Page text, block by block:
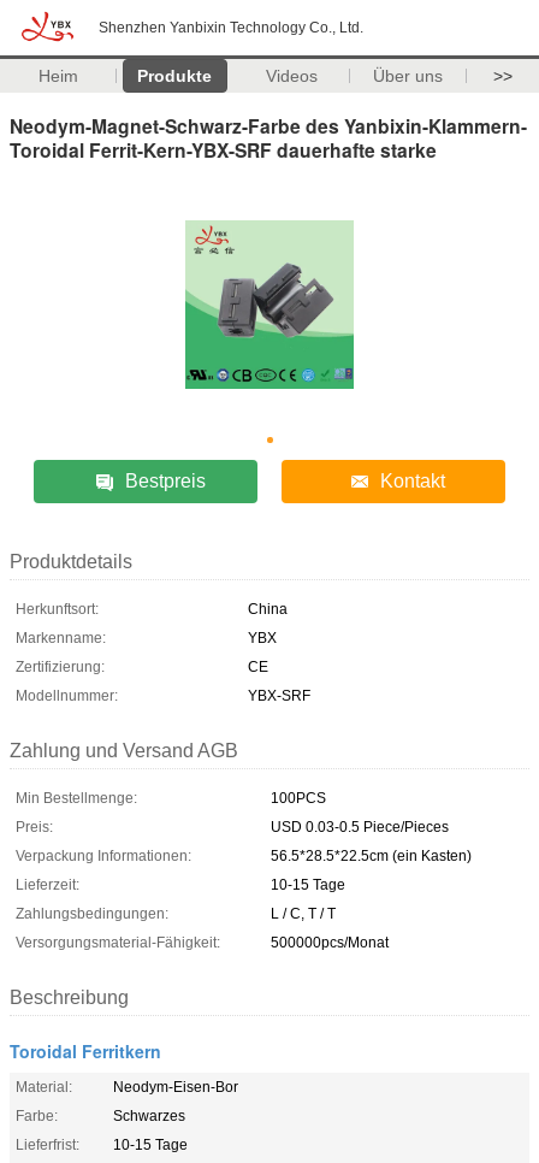
Shenzhen Yanbixin Technology Co., Ltd.
Heim Produkte Videos Über uns >>
Neodym-Magnet-Schwarz-Farbe des Yanbixin-Klammern-
Toroidal Ferrit-Kern-YBX-SRF dauerhafte starke
Bestpreis Kontakt
Produktdetails
Herkunftsort:
China
Markenname:
YBX
Zertifizierung:
CE
Modellnummer:
YBX-SRF
Zahlung und Versand AGB
Min Bestellmenge:
100PCS
Preis:
USD 0.03-0.5 Piece/Pieces
Verpackung Informationen:
56.5*28.5*22.5cm (ein Kasten)
Lieferzeit:
10-15 Tage
Zahlungsbedingungen:
L / C, T / T
Versorgungsmaterial-Fähigkeit:
500000pcs/Monat
Beschreibung
Toroidal Ferritkern
Material:
Neodym-Eisen-Bor
Farbe:
Schwarzes
Lieferfrist:
10-15 Tage